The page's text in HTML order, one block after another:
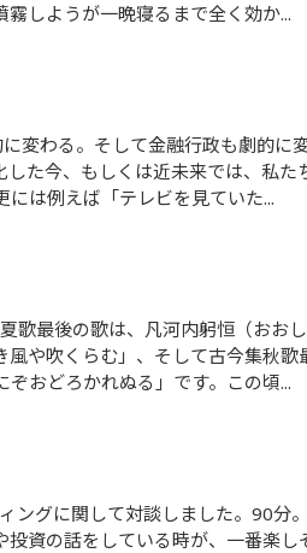
しようが一晩寝るまで全く効か...
た今、もしくは近未来では、私
は例えば「テレビを見ていた...
や吹くらむ」、そして古今集秋
おどろかれぬる」です。この頃...
投資の話をしている時が、一番楽